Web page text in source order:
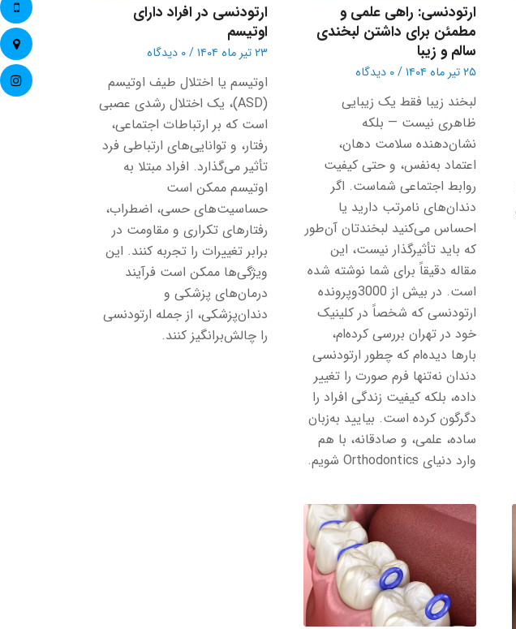
ارتودنسی: راهی علمی و
مطمئن برای داشتن لبخندی
سالم و زیبا
۲۵ تیر ماه ۱۴۰۴ /۰ دیدگاه
لبخند زیبا فقط یک زیبایی
ظاهری نیست — بلکه
نشان‌دهنده سلامت دهان،
اعتماد به‌نفس، و حتی کیفیت
روابط اجتماعی شماست. اگر
دندان‌های نامرتب دارید یا
احساس می‌کنید لبخندتان آن‌طور
که باید تأثیرگذار نیست، این
مقاله دقیقاً برای شما نوشته شده
است. در بیش از 3000وپرونده
ارتودنسی که شخصاً در کلینیک
خود در تهران بررسی کرده‌ام،
بارها دیده‌ام که چطور ارتودنسی
دندان نه‌تنها فرم صورت را تغییر
داده، بلکه کیفیت زندگی افراد را
دگرگون کرده است. بیایید به‌زبان
ساده، علمی، و صادقانه، با هم
وارد دنیای Orthodontics شویم.
ارتودنسی در افراد دارای
اوتیسم
۲۳ تیر ماه ۱۴۰۴ /۰ دیدگاه
اوتیسم یا اختلال طیف اوتیسم
(ASD)، یک اختلال رشدی عصبی
است که بر ارتباطات اجتماعی،
رفتار، و توانایی‌های ارتباطی فرد
تأثیر می‌گذارد. افراد مبتلا به
اوتیسم ممکن است
حساسیت‌های حسی، اضطراب،
رفتارهای تکراری و مقاومت در
برابر تغییرات را تجربه کنند. این
ویژگی‌ها ممکن است فرآیند
درمان‌های پزشکی و
دندان‌پزشکی، از جمله ارتودنسی
را چالش‌برانگیز کنند.